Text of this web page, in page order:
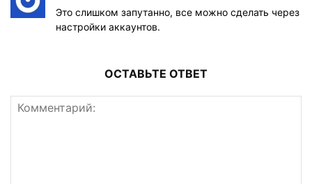
Это слишком запутанно, все можно сделать через
настройки аккаунтов.
ОСТАВЬТЕ ОТВЕТ